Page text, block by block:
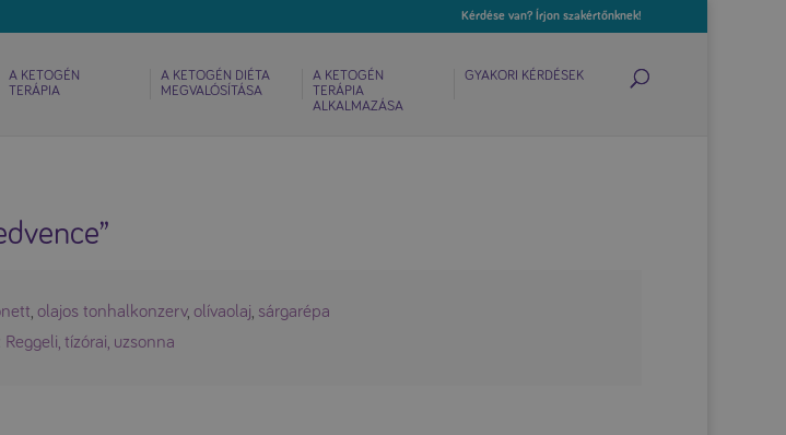
Kérdése van? Írjon szakértőnknek!
A KETOGÉN
TERÁPIA
A KETOGÉN DIÉTA
MEGVALÓSÍTÁSA
A KETOGÉN
TERÁPIA
ALKALMAZÁSA
GYAKORI KÉRDÉSEK
,olajos tonhalkonzerv,olívaolaj, sárgarépa
Reggeli, tízórai, uzsonna